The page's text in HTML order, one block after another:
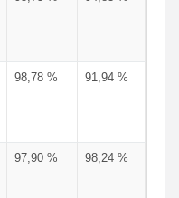
98,78 % 91,94 %
97,90 % 98,24 %